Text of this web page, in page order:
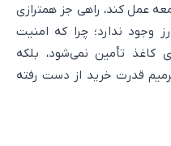
عمل کند، راهی جز همترازی
وجود ندارد؛ چرا که امنیت
کاغذ تأمین نمی‌شود، بلکه
قدرت خرید از دست رفته